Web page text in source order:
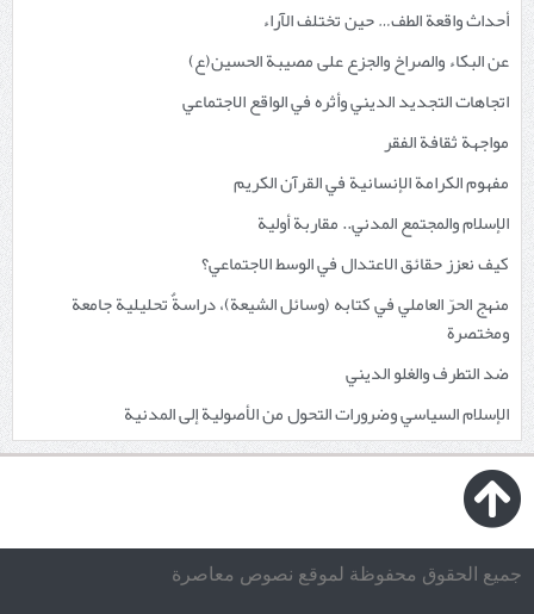
أحداث واقعة الطف… حين تختلف الآراء
عن البكاء والصراخ والجزع على مصيبة الحسين(ع)
اتجاهات التجديد الديني وأثره في الواقع الاجتماعي
مواجهة ثقافة الفقر
مفهوم الكرامة الإنسانية في القرآن الكريم
الإسلام والمجتمع المدني.. مقاربة أولية
كيف نعزز حقائق الاعتدال في الوسط الاجتماعي؟
منهج الحرّ العاملي في كتابه (وسائل الشيعة)، دراسةٌ تحليلية جامعة
ومختصرة
ضد التطرف والغلو الديني
الإسلام السياسي وضرورات التحول من الأصولية إلى المدنية
جميع الحقوق محفوظة لموقع نصوص معاصرة